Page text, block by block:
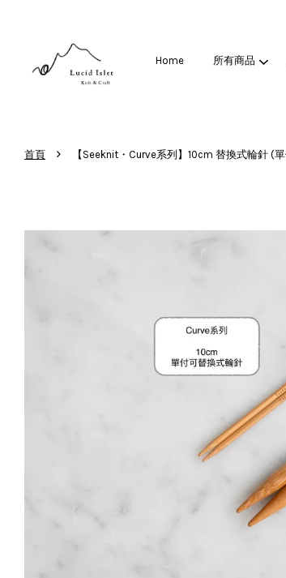
Home 所有商品
首頁 › 【Seeknit・Curve系列】10cm 替換式輪針 (